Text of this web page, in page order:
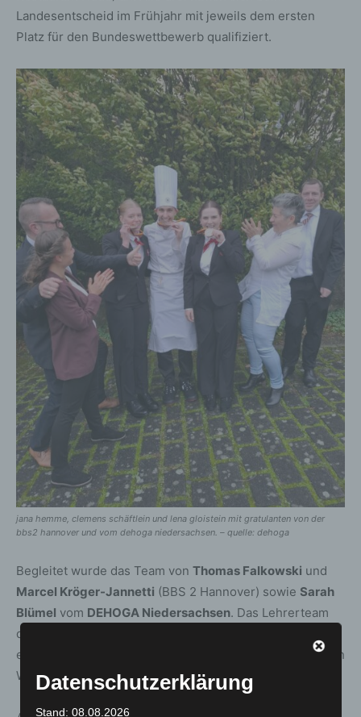
Landesentscheid im Frühjahr mit jeweils dem ersten
Platz für den Bundeswettbewerb qualifiziert.
jana hemme, clemens schäftlein und lena gloistein mit gratulanten von der
bbs2 hannover und vom dehoga niedersachsen. – quelle: dehoga
Begleitet wurde das Team von Thomas Falkowski und
Marcel Kröger-Jannetti (BBS 2 Hannover) sowie Sarah
Blümel vom DEHOGA Niedersachsen. Das Lehrerteam
der BBS 2 Hannover hatte die jungen Talente zuvor
ehrenamtlich in zwei intensiven Trainingswochen auf den
Wettbewerb vorbereitet.
Datenschutzerklärung
Stand: 08.08.2026